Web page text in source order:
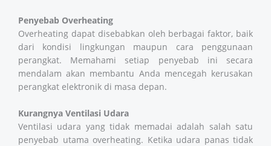
Penyebab Overheating
Overheating dapat disebabkan oleh berbagai faktor, baik
dari kondisi lingkungan maupun cara penggunaan
perangkat. Memahami setiap penyebab ini secara
mendalam akan membantu Anda mencegah kerusakan
perangkat elektronik di masa depan.
Kurangnya Ventilasi Udara
Ventilasi udara yang tidak memadai adalah salah satu
penyebab utama overheating. Ketika udara panas tidak